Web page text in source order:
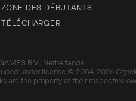
ZONE DES DÉBUTANTS
TÉLÉCHARGER
B.V., Netherlands.
under license © 2004-2026
are the property of their respective